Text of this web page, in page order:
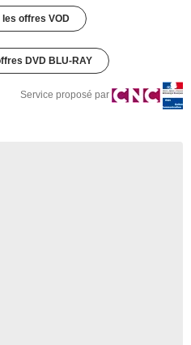
offres VOD
DVD BLU-RAY
Service proposé par